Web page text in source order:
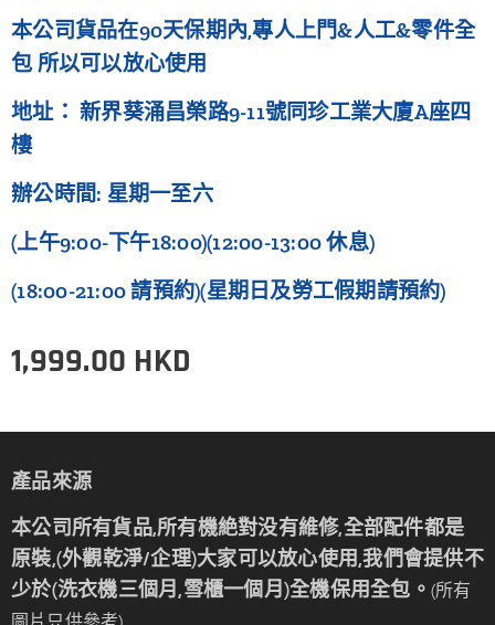
本公司貨品在90天保期內,專人上門&人工&零件全
包 所以可以放心使用
地址： 新界葵涌昌榮路9-11號同珍工業大廈A座四
樓
辦公時間: 星期一至六
(上午9:00-下午18:00)(12:00-13:00 休息)
(18:00-21:00 請預約)(星期日及勞工假期請預約)
1,999.00 HKD
產品來源
本公司所有貨品,所有機絶對没有維修,全部配件都是
原裝,(外觀乾淨/企理)大家可以放心使用,我們會提供不
少於(洗衣機三個月,雪櫃一個月)全機保用全包。 (所有